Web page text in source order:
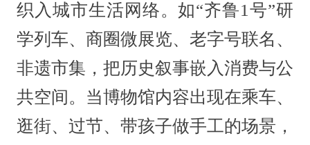
织入城市生活网络。如“齐鲁1号”研
学列车、商圈微展览、老字号联名、
非遗市集，把历史叙事嵌入消费与公
共空间。当博物馆内容出现在乘车、
逛街、过节、带孩子做手工的场景，